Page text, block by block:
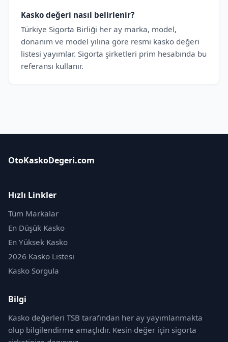
Kasko değeri nasıl belirlenir?
Türkiye Sigorta Birliği her ay marka, model,
donanım ve model yılına göre resmi kasko değeri
listesi yayımlar. Sigorta şirketleri prim hesabında bu
referansı kullanır.
OtoKaskoDegeri.com
Hızlı Linkler
Tüm Markalar
En Düşük Kasko
En Yüksek Kasko
2026 Kasko Listesi
Kasko Sorgula
Bilgi
Kasko değerleri TSB tarafından her ay yayımlanmakta
olup bilgilendirme amaçlıdır. Kesin değer için sigorta